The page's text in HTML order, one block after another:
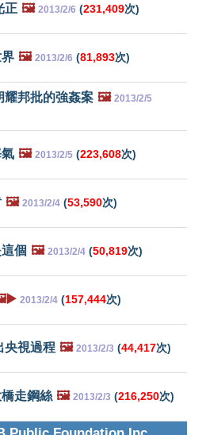
正 🖼️ 2013/2/6 (231,409次)
🖼️ 2013/2/6 (81,893次)
耀邦批的強姦案 🖼️ 2013/2/5
🖼️ 2013/2/5 (223,608次)
🖼️ 2013/2/4 (53,590次)
個 🖼️ 2013/2/4 (50,819次)
2013/2/4 (157,444次)
央視過程 🖼️ 2013/2/3 (44,417次)
走鋼絲 🖼️ 2013/2/3 (216,250次)